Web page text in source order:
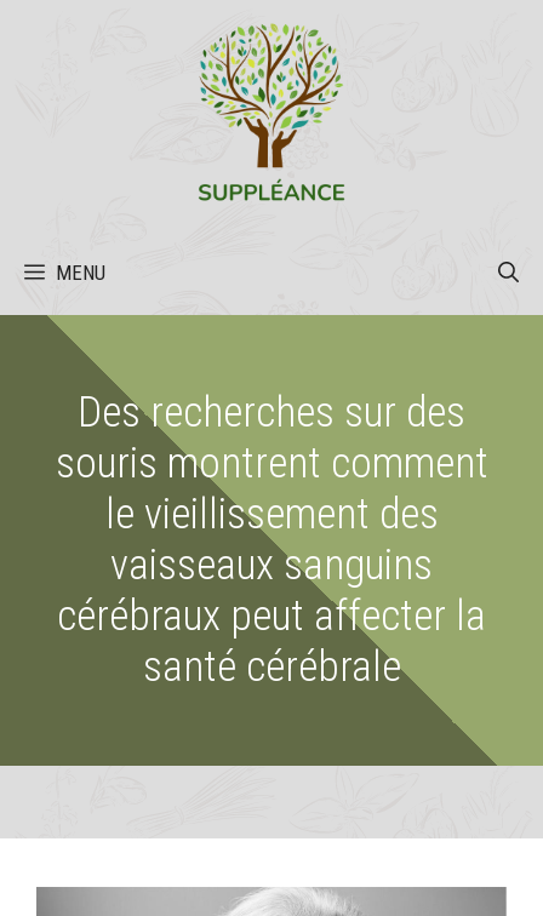
MENU
Des recherches sur des
souris montrent comment
le vieillissement des
vaisseaux sanguins
cérébraux peut affecter la
santé cérébrale